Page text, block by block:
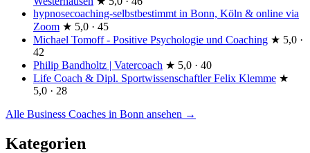
hypnosecoaching-selbstbestimmt in Bonn, Köln & online via
Zoom ★ 5,0 · 45
Michael Tomoff - Positive Psychologie und Coaching ★ 5,0 ·
42
Philip Bandholtz | Vatercoach ★ 5,0 · 40
Life Coach & Dipl. Sportwissenschaftler Felix Klemme ★
5,0 · 28
Alle Business Coaches in Bonn ansehen →
Kategorien